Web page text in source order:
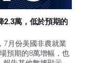
2.3萬，低於預期的
7月份美國非農就業
預期的8萬增幅，也